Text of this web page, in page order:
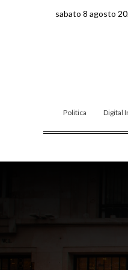
sabato 8 agosto
Politica Digital